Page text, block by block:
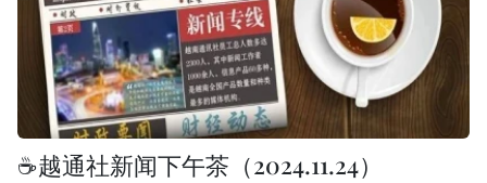
☕️越通社新闻下午茶（2024.11.24）